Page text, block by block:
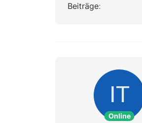
Beiträge
Online